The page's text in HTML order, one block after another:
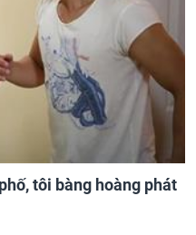
tôi bàng hoàng phát